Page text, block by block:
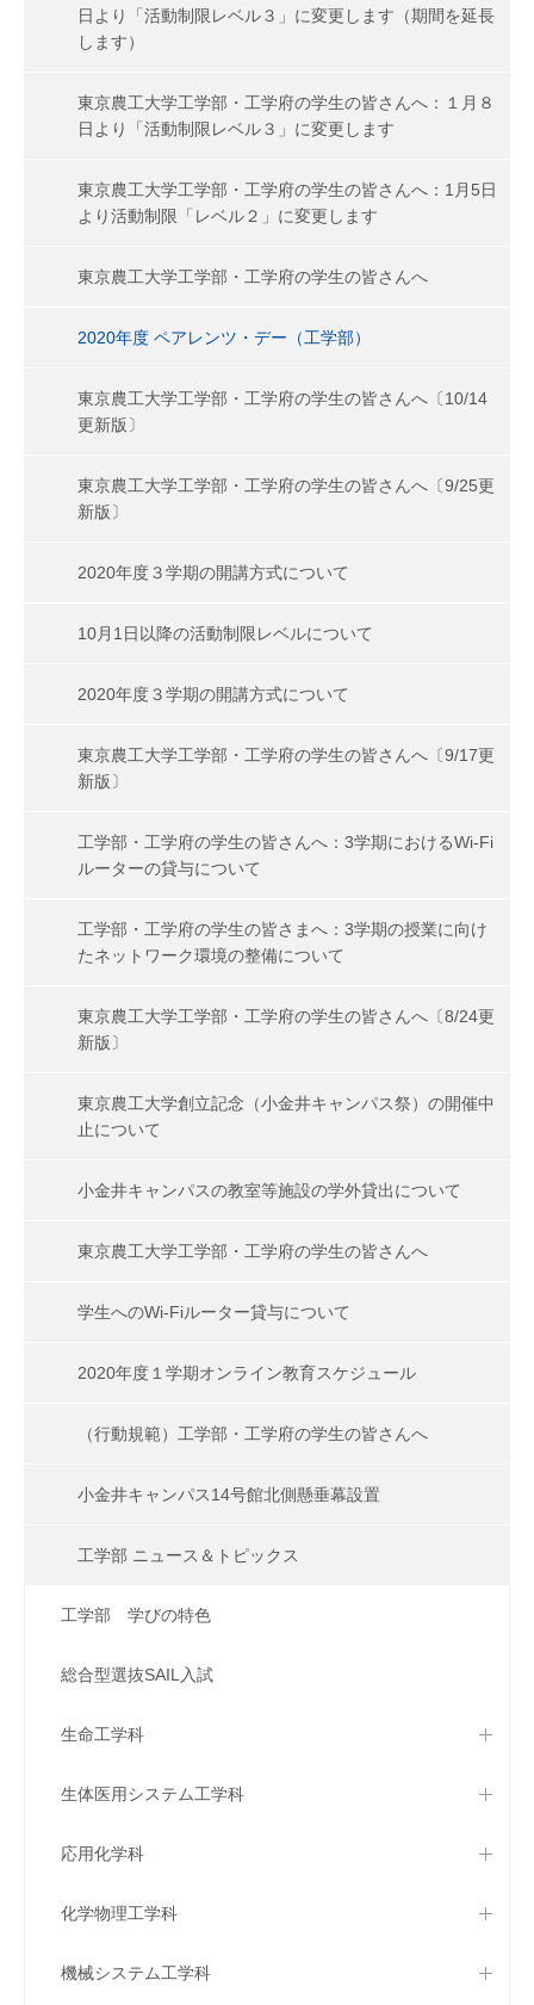
日より「活動制限レベル３」に変更します（期間を延長
します）
東京農工大学工学部・工学府の学生の皆さんへ：１月８
日より「活動制限レベル３」に変更します
東京農工大学工学部・工学府の学生の皆さんへ：1月5日
より活動制限「レベル２」に変更します
東京農工大学工学部・工学府の学生の皆さんへ
2020年度 ペアレンツ・デー（工学部）
東京農工大学工学部・工学府の学生の皆さんへ〔10/14
更新版〕
東京農工大学工学部・工学府の学生の皆さんへ〔9/25更
新版〕
2020年度３学期の開講方式について
10月1日以降の活動制限レベルについて
2020年度３学期の開講方式について
東京農工大学工学部・工学府の学生の皆さんへ〔9/17更
新版〕
工学部・工学府の学生の皆さんへ：3学期におけるWi-Fi
ルーターの貸与について
工学部・工学府の学生の皆さまへ：3学期の授業に向け
たネットワーク環境の整備について
東京農工大学工学部・工学府の学生の皆さんへ〔8/24更
新版〕
東京農工大学創立記念（小金井キャンパス祭）の開催中
止について
小金井キャンパスの教室等施設の学外貸出について
東京農工大学工学部・工学府の学生の皆さんへ
学生へのWi-Fiルーター貸与について
2020年度１学期オンライン教育スケジュール
（行動規範）工学部・工学府の学生の皆さんへ
小金井キャンパス14号館北側懸垂幕設置
工学部 ニュース＆トピックス
工学部 学びの特色
総合型選抜SAIL入試
生命工学科
生体医用システム工学科
応用化学科
化学物理工学科
機械システム工学科